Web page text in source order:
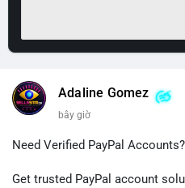
Adaline Gomez
bây giờ
Need Verified PayPal Accounts?
Get trusted PayPal account